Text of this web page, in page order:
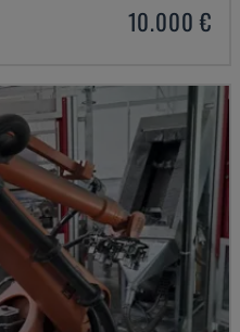
10.000 €